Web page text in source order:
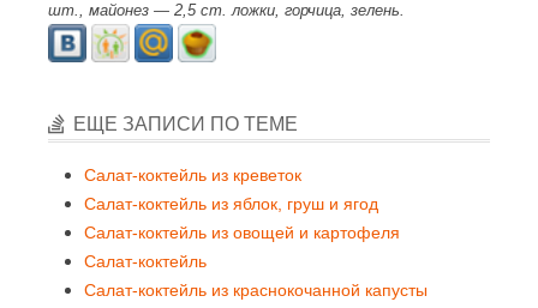
шт., майонез — 2,5 ст. ложки, горчица, зелень.
ЕЩЕ ЗАПИСИ ПО ТЕМЕ
Салат-коктейль из креветок
Салат-коктейль из яблок, груш и ягод
Салат-коктейль из овощей и картофеля
Салат-коктейль
Салат-коктейль из краснокочанной капусты